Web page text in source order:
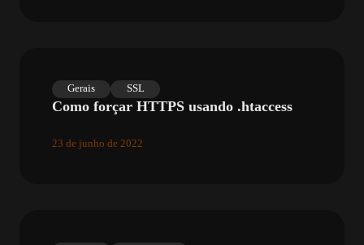
Gerais SSL
Como forçar HTTPS usando .htaccess
23 de junho de 2022